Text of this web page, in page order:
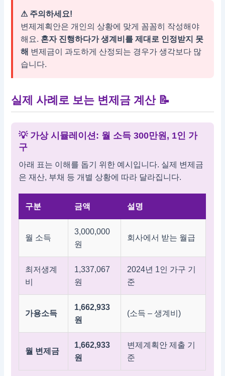
⚠ 주의하세요!
변제계획안은 개인의 상황에 맞게 꼼꼼히 작성해야
해요. 혼자 진행하다가 생계비를 제대로 인정받지 못
해 변제금이 과도하게 산정되는 경우가 생각보다 많
습니다.
실제 사례로 보는 변제금 계산📝
💡 가상 시뮬레이션: 월 소득 300만원, 1인 가
구
아래 표는 이해를 돕기 위한 예시입니다. 실제 변제금
은 재산, 부채 등 개별 상황에 따라 달라집니다.
구분 금액 설명
월 소득
3,000,000
원
회사에서 받는 월급
최저생계
비
1,337,067
원
2024년 1인 가구 기
준
가용소득
1,662,933
원
(소득 – 생계비)
월 변제금
1,662,933
원
변제계획안 제출 기
준